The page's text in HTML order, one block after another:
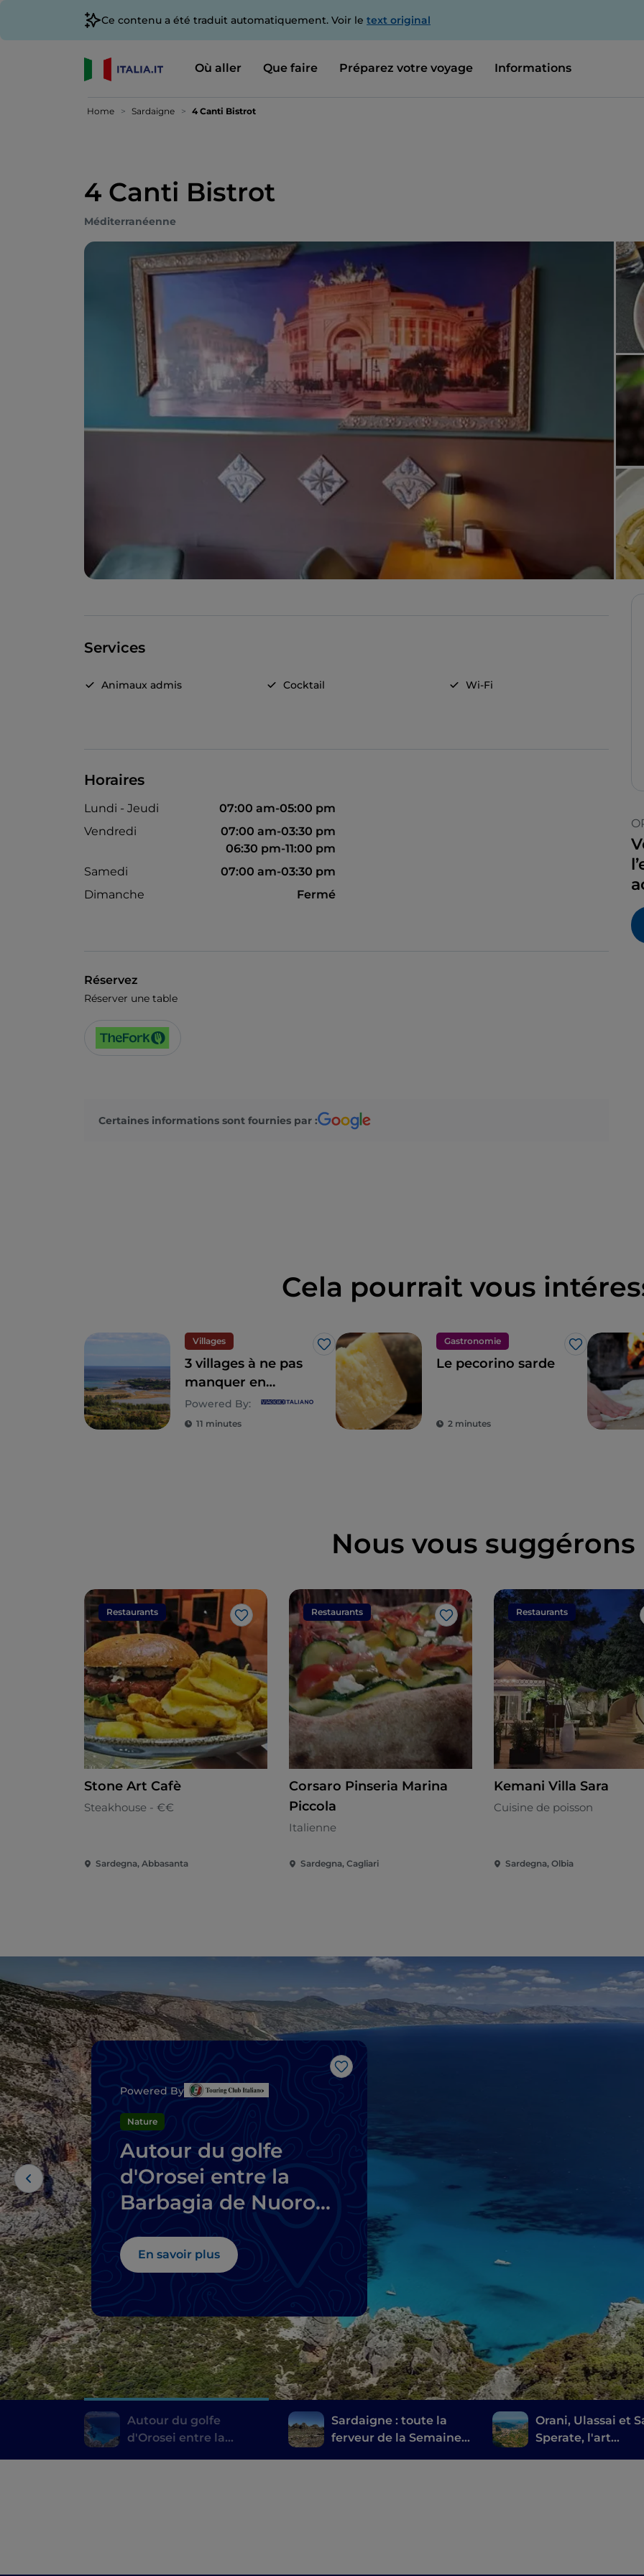
Ce contenu a été traduit automatiquement. Voir le text original
Où aller Que faire Préparez votre voyage Informations
Home Sardaigne 4 Canti Bistrot
4 Canti Bistrot
Méditerranéenne
Services
Animaux admis Cocktail Wi-Fi
Horaires
Lundi - Jeudi
07:00 am-05:00 pm
Vendredi
07:00 am-03:30 pm
06:30 pm-11:00 pm
Samedi
07:00 am-03:30 pm
Dimanche
Fermé
Réservez
Réserver une table
Certaines informations sont fournies par :
Cela pourrait vous
Villages
J’aime
3 villages à ne pas
manquer en
Sardaigne, dans la
province de Nuoro
Powered By:
11 minutes
Gastronomie
J’aime
Le pecorino sarde
2 minutes
Nous vous suggérons
Restaurants
J’aime
Stone Art Cafè
Steakhouse - €€
Sardegna, Abbasanta
Restaurants
J’aime
Corsaro Pinseria Marina
Piccola
Italienne
Sardegna, Cagliari
Restaurants
Kemani Villa Sara
Cuisine de poisson
Sardegna, Olbia
J’aime
Powered By
Nature
Autour du golfe
d'Orosei entre la
Barbagia de Nuoro
En savoir plus
Autour du golfe
d'Orosei entre la
Sardaigne : toute la
ferveur de la Semaine
Orani, Ulassai et
Sperate, l'art